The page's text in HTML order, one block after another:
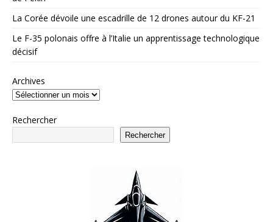
La Corée dévoile une escadrille de 12 drones autour du KF-21
Le F-35 polonais offre à l’Italie un apprentissage technologique
décisif
Archives
Rechercher
Rechercher